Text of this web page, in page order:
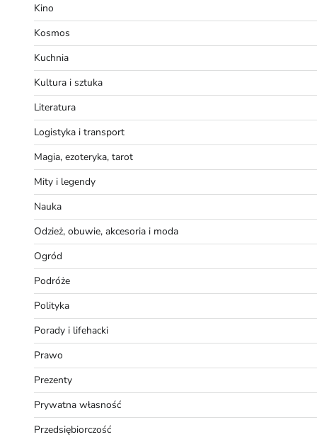
Kino
Kosmos
Kuchnia
Kultura i sztuka
Literatura
Logistyka i transport
Magia, ezoteryka, tarot
Mity i legendy
Nauka
Odzież, obuwie, akcesoria i moda
Ogród
Podróże
Polityka
Porady i lifehacki
Prawo
Prezenty
Prywatna własność
Przedsiębiorczość